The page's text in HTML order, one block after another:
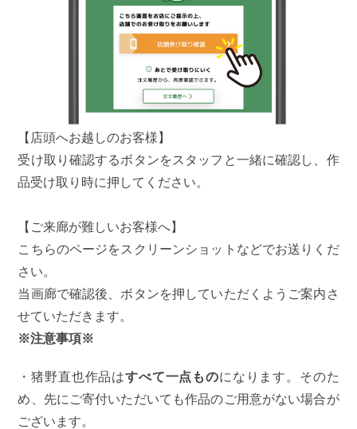
【店頭へお越しのお客様】
受け取り確認するボタンをスタッフと一緒に確認し、作
品受け取り時に押してください。
【ご来廊が難しいお客様へ】
こちらのページをスクリーンショットなどでお送りくだ
さい。
当画廊で確認後、ボタンを押していただくようご案内さ
せていただきます。
※注意事項※
・猪野直也作品はすべて一点ものになります。そのた
め、先にご寄付いただいても作品のご用意がない場合が
ございます。